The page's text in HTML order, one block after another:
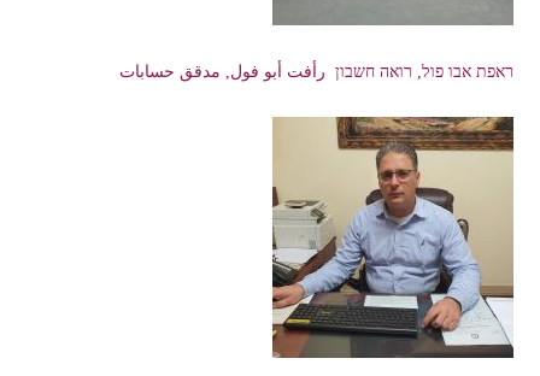
ראפת אבו פול, רואה חשבון رأفت أبو فول, مدقق حسابات